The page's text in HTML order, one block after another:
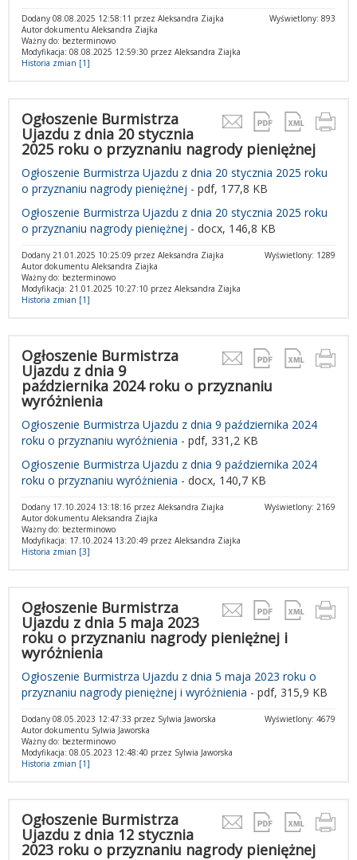
Wyświetlony: 893
Dodany 08.08.2025 12:58:11 przez Aleksandra Ziajka
Autor dokumentu Aleksandra Ziajka
Ważny do: bezterminowo
Modyfikacja: 08.08.2025 12:59:30 przez Aleksandra Ziajka
Historia zmian [1]
Ogłoszenie Burmistrza
Ujazdu z dnia 20 stycznia
2025 roku o przyznaniu nagrody pieniężnej
Ogłoszenie Burmistrza Ujazdu z dnia 20 stycznia 2025 roku
o przyznaniu nagrody pieniężnej - pdf, 177,8 KB
Ogłoszenie Burmistrza Ujazdu z dnia 20 stycznia 2025 roku
o przyznaniu nagrody pieniężnej - docx, 146,8 KB
Wyświetlony: 1289
Dodany 21.01.2025 10:25:09 przez Aleksandra Ziajka
Autor dokumentu Aleksandra Ziajka
Ważny do: bezterminowo
Modyfikacja: 21.01.2025 10:27:10 przez Aleksandra Ziajka
Historia zmian [1]
Ogłoszenie Burmistrza
Ujazdu z dnia 9
października 2024 roku o przyznaniu
wyróżnienia
Ogłoszenie Burmistrza Ujazdu z dnia 9 października 2024
roku o przyznaniu wyróżnienia - pdf, 331,2 KB
Ogłoszenie Burmistrza Ujazdu z dnia 9 października 2024
roku o przyznaniu wyróżnienia - docx, 140,7 KB
Wyświetlony: 2169
Dodany 17.10.2024 13:18:16 przez Aleksandra Ziajka
Autor dokumentu Aleksandra Ziajka
Ważny do: bezterminowo
Modyfikacja: 17.10.2024 13:20:49 przez Aleksandra Ziajka
Historia zmian [3]
Ogłoszenie Burmistrza
Ujazdu z dnia 5 maja 2023
roku o przyznaniu nagrody pieniężnej i
wyróżnienia
Ogłoszenie Burmistrza Ujazdu z dnia 5 maja 2023 roku o
przyznaniu nagrody pieniężnej i wyróżnienia - pdf, 315,9 KB
Wyświetlony: 4679
Dodany 08.05.2023 12:47:33 przez Sylwia Jaworska
Autor dokumentu Sylwia Jaworska
Ważny do: bezterminowo
Modyfikacja: 08.05.2023 12:48:40 przez Sylwia Jaworska
Historia zmian [1]
Ogłoszenie Burmistrza
Ujazdu z dnia 12 stycznia
2023 roku o przyznaniu nagrody pieniężnej